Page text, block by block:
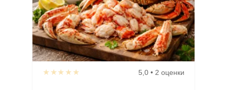
★★★★★ 5,0 • 2 оценки